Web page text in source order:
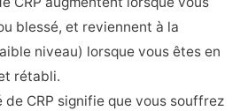
blessé, et reviennent à la
niveau) lorsque vous êtes en
rétabli.
de CRP signifie que vous souffrez